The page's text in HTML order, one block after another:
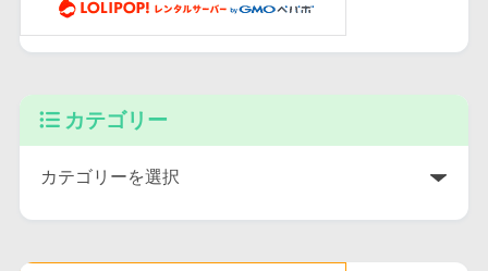
カテゴリー